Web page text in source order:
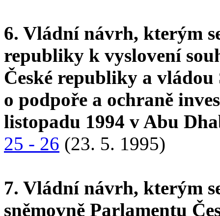
6. Vládní návrh, kterým
republiky k vyslovení
České republiky a
o podpoře a ochraně
listopadu 1994 v Abu
25 - 26 (23. 5. 1995)
7. Vládní návrh, kterým
sněmovně Parlamentu